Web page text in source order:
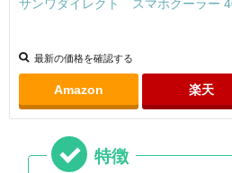
サンワダイレクト スマホクーラー
最新の価格を確認する
Amazon 楽天
特徴